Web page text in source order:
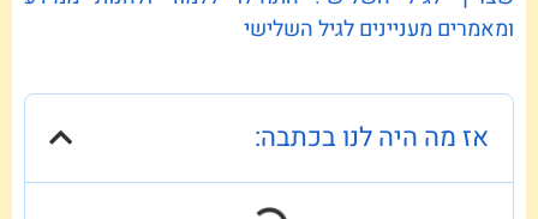
ומאמרים מעניינים לגיל השלישי
אז מה היה לנו בכתבה: